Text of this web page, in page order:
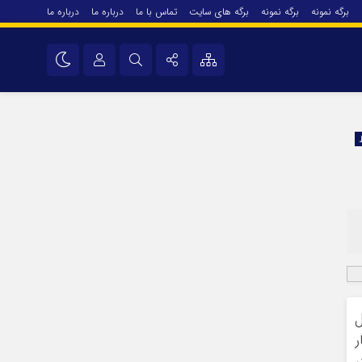
برگه نمونه برگه نمونه برگه های سایت تماس با ما درباره ما درباره ما